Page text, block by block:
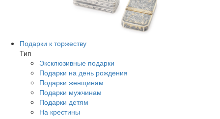
Подарки к торжеству
Тип
Эксклюзивные подарки
Подарки на день рождения
Подарки женщинам
Подарки мужчинам
Подарки детям
На крестины